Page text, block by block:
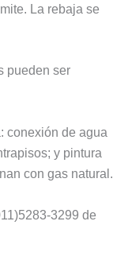
La rebaja se
pueden ser
conexión de agua
y pintura
con gas natural.
3299 de